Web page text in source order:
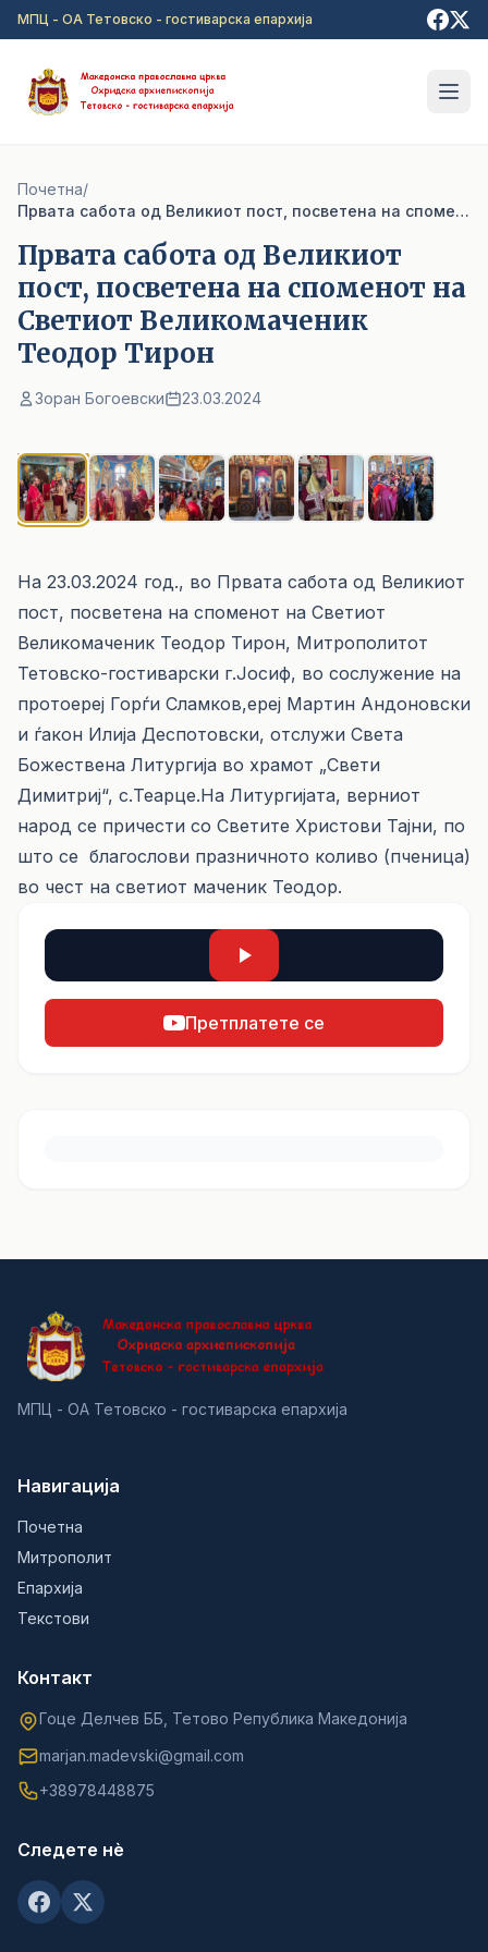
Прејди на главна содржина
МПЦ - ОА Тетовско - гостиварска епархија
Почетна/
Првата сабота од Великиот пост, посветена на споменот на Светиот Великомаченик Теодор Тирон
Првата сабота од Великиот
пост, посветена на споменот на
Светиот Великомаченик
Теодор Тирон
Зоран Богоевски 23.03.2024
На 23.03.2024 год., во Првата сабота од Великиот
пост, посветена на споменот на Светиот
Великомаченик Теодор Тирон, Митрополитот
Тетовско-гостиварски г.Јосиф, во сослужение на
протоереј Горѓи Сламков,ереј Мартин Андоновски
и ѓакон Илија Деспотовски, отслужи Света
Божествена Литургија во храмот „Свети
Димитриј“, с.Теарце.На Литургијата, верниот
народ се причести со Светите Христови Тајни, по
што се благослови празничното коливо (пченица)
во чест на светиот маченик Теодор.
Претплатете се
МПЦ - ОА Тетовско - гостиварска епархија
Навигација
Почетна
Митрополит
Епархија
Текстови
Контакт
Гоце Делчев ББ, Тетово Република Македонија
marjan.madevski@gmail.com
+38978448875
Следете нè